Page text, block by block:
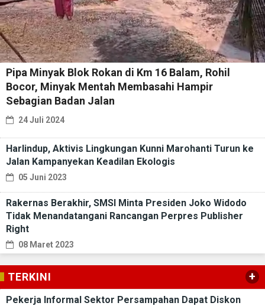
Pipa Minyak Blok Rokan di Km 16 Balam, Rohil
Bocor, Minyak Mentah Membasahi Hampir
Sebagian Badan Jalan
24 Juli 2024
Harlindup, Aktivis Lingkungan Kunni Marohanti Turun ke
Jalan Kampanyekan Keadilan Ekologis
05 Juni 2023
Rakernas Berakhir, SMSI Minta Presiden Joko Widodo
Tidak Menandatangani Rancangan Perpres Publisher
Right
08 Maret 2023
TERKINI +
Pekerja Informal Sektor Persampahan Dapat Diskon